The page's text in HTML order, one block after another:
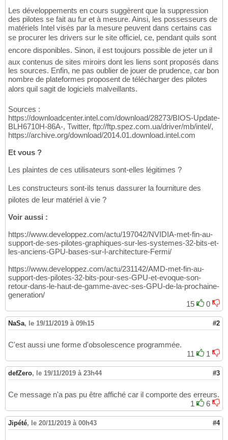
Les développements en cours suggèrent que la suppression
des pilotes se fait au fur et à mesure. Ainsi, les possesseurs de
matériels Intel visés par la mesure peuvent dans certains cas
se procurer les drivers sur le site officiel, ce, pendant quils sont
encore disponibles. Sinon, il est toujours possible de jeter un il
aux contenus de sites miroirs dont les liens sont proposés dans
les sources. Enfin, ne pas oublier de jouer de prudence, car bon
nombre de plateformes proposent de télécharger des pilotes
alors quil sagit de logiciels malveillants.
Sources :
https://downloadcenter.intel.com/download/28273/BIOS-Update-
BLH6710H-86A-, Twitter, ftp://ftp.spez.com.ua/driver/mb/intel/,
https://archive.org/download/2014.01.download.intel.com
Et vous ?
Les plaintes de ces utilisateurs sont-elles légitimes ?
Les constructeurs sont-ils tenus dassurer la fourniture des
pilotes de leur matériel à vie ?
Voir aussi :
https://www.developpez.com/actu/197042/NVIDIA-met-fin-au-
support-de-ses-pilotes-graphiques-sur-les-systemes-32-bits-et-
les-anciens-GPU-bases-sur-l-architecture-Fermi/
https://www.developpez.com/actu/231142/AMD-met-fin-au-
support-des-pilotes-32-bits-pour-ses-GPU-et-evoque-son-
retour-dans-le-haut-de-gamme-avec-ses-GPU-de-la-prochaine-
generation/
15
0
NaSa, le 19/11/2019 à 09h15 #2
C'est aussi une forme d'obsolescence programmée.
11
1
defZero, le 19/11/2019 à 23h44 #3
Ce message n'a pas pu être affiché car il comporte des erreurs.
1
6
Jipété, le 20/11/2019 à 00h43 #4